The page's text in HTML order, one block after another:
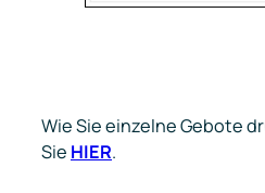
Wie Sie einzelne Gebote
Sie HIER.